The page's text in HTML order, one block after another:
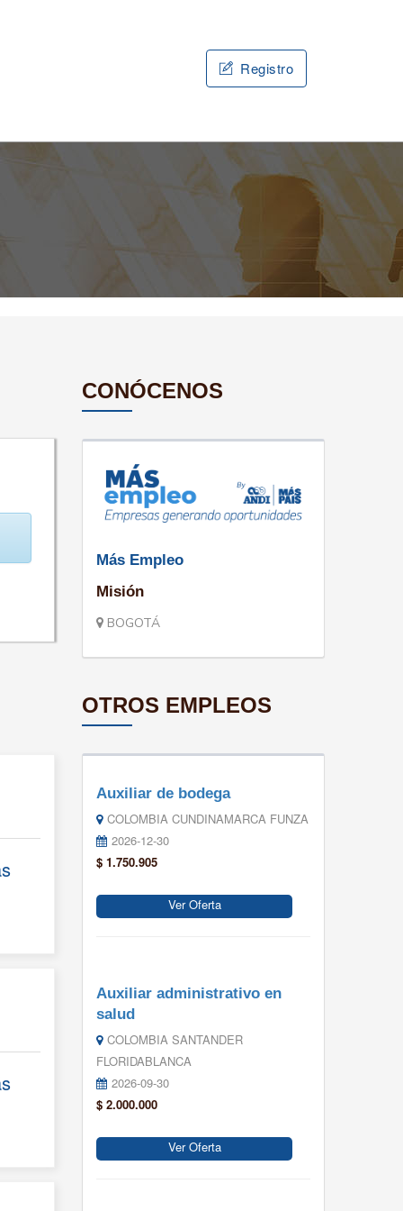
Registro
CONÓCENOS
Más Empleo
Misión
BOGOTÁ
OTROS EMPLEOS
Auxiliar de bodega
COLOMBIA CUNDINAMARCA FUNZA
2026-12-30
$ 1.750.905
Ver Oferta
Auxiliar administrativo en
salud
COLOMBIA SANTANDER
FLORIDABLANCA
2026-09-30
$ 2.000.000
Ver Oferta